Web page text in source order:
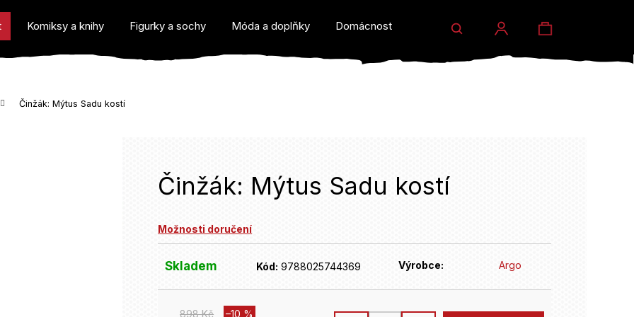
Komiksy a knihy Figurky a sochy Móda a doplňky Domácnost a dárky Prodejny Eventy
Hledat
Přihlášení
Nákupní
Činžák: Mýtus Sadu kostí
Činžák: Mýtus Sadu kostí
Možnosti doručení
Skladem Kód: 9788025744369 Výrobce: Argo
898 Kč –10 %